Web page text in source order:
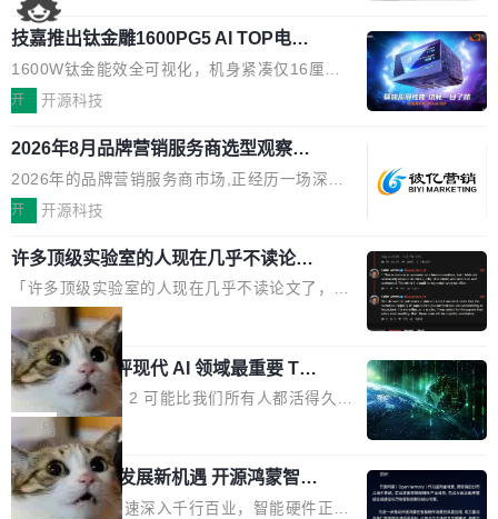
了，你为什么还要再做一个"，我都觉得这个问题
问得好。 因为我自己也是从用户变成开发者的。
现有产品的天花板 我用过不少 AI 浏览器插件。
刚开始觉得都挺好——选中一段文字，弹出解
要。但用久了你会发现，它们本质上都是同一类
东西：一个带网页上下文的聊天框。 它们能读取
页面的文本，然后把文本丢给大模型，再返回一
段回答。仅此而已。 这当然有用，但总觉得差点
意思。比如我在一个后台管理系统里，需要填50
个表单字段，每个字段还有联动逻辑；比如我
想...
技嘉推出钛金雕1600PG5 AI TOP电
源：为发烧级主机与本地AI算力打造旗
舰供电方案
1600W钛金能效全可视化，机身紧凑仅16厘米
继2026台北电脑展首度亮相后，技嘉科技近日正
电源专为发烧级DIY主机与本地AI算力平台打
造，整机长度仅16厘米，提供1600W额定功率
与80PLUS钛金能效；支持ATX 3.1与PCIe 5.1
规范，结合服务器级元件、完善供电线材与内置
实时LCD监控屏，可充分满足当下高阶PC主机
的严苛使用需求。 澎湃功率，紧凑机身 钛金雕1
600PG5 AI TOP具备强悍输出功率，同时实现
机身尺寸大幅精简。整机长度仅16厘米，属于同
功率段机身尺寸十分紧凑的1600W电源产品。小
巧机身有效提升市面主流标准A...
开 开源科技
2026年8月品牌营销服务商选型观察：
从流量思维到品牌资产思维的范式转移
2026年的品牌营销服务商市场,正经历一场深刻
的价值重构。全球全案品牌代理机构市场从2025
复合增长率达5.44%,预计2032年将突破120亿美
元。数字广告与公共关系相关服务市场更是从20
25年的8463亿美元扩张至2026年的8763亿美
元。数字的背后是一个清晰的事实——品牌对专
业化营销服务的需求从未如此迫切。 但市场扩容
的同时,服务商的竞争逻辑正在改变。2026年Top
Agency年度合辑的观察指出,“产品”这个离消费
者最近的载体,在整个品牌营销层面的权重显著变
高了。全域营销服务商的竞争正在从规模转向深
度,案例厚度、全域覆盖、多线协同...
开 开源科技
许多顶级实验室的人现在几乎不读论文
了
「许多顶级实验室的人现在几乎不读论文了，而
且他们认为 ICLR/ICML/NeurIPS 充斥着大量过
度宣传和欺诈。」 OpenAI 研究员 Keller Jorda
n 这条推文引发了广泛讨论。他不是在说风凉
话，他是说出了一个圈内人尽皆知但很少公开捅
破的事实。 Jordan 随后补充了一句软化声明：
「我不认为这些会议上大部分论文都在过度宣传
或造假。问题是，作为读者，如果你筛选出那些
看起来最令人兴奋的论文，那它们大部分都是过
局
xAI 前工程师评现代 AI 领域最重要 Top
3 开源项目
Flash Attention 2 可能比我们所有人都活得久。
这句话不是来自某个技术博客，而是出自 Hieu
Pham 的一条推文。Hieu Pham 是谁？他是 xAI
的早期工程师之一，在 Grok 训练基础设施团队
工作过。近日他在 X 上发了一条帖子，列出了他
局
共商智能硬件发展新机遇 开源鸿蒙智能
硬件开发者日杭州站即将举行
随着万物智联加速深入千行百业，智能硬件正从